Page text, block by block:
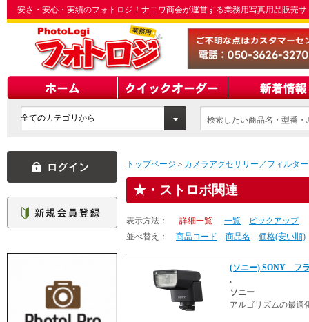
安さ・安心・実績のフォトロジ！ナニワ商会が運営する業務用写真用品販売
検索したい商品名・型番
トップページ ＞ カメラアクセサリー／フィルタ
・ストロボ関連
表示方法： 詳細一覧 一覧
ピックアップ
並べ替え：
商品コード 商品名 価格(安い順)
(ソニー) SONY フ
.
ソニー
アルゴリズムの最適